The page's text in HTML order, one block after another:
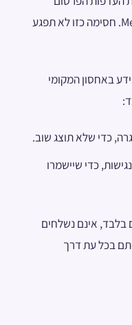
ישירות בהגדרות החשבון ב-Google וב-Meta. חסימה כזו לא תפגע
באחסון המקומי
כדי שלא תוצג שוב.
כדי שיישמרו
בלבד, אינם נשלחים
בכל עת דרך